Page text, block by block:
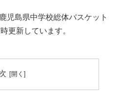
児島県中学校総体バスケット
更新しています。